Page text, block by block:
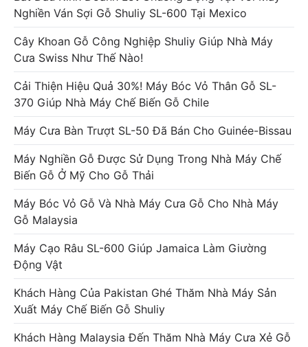
Nghiền Ván Sợi Gỗ Shuliy SL-600 Tại Mexico
Cây Khoan Gỗ Công Nghiệp Shuliy Giúp Nhà Máy
Cưa Swiss Như Thế Nào!
Cải Thiện Hiệu Quả 30%! Máy Bóc Vỏ Thân Gỗ SL-
370 Giúp Nhà Máy Chế Biến Gỗ Chile
Máy Cưa Bàn Trượt SL-50 Đã Bán Cho Guinée-Bissau
Máy Nghiền Gỗ Được Sử Dụng Trong Nhà Máy Chế
Biến Gỗ Ở Mỹ Cho Gỗ Thải
Máy Bóc Vỏ Gỗ Và Nhà Máy Cưa Gỗ Cho Nhà Máy
Gỗ Malaysia
Máy Cạo Râu SL-600 Giúp Jamaica Làm Giường
Động Vật
Khách Hàng Của Pakistan Ghé Thăm Nhà Máy Sản
Xuất Máy Chế Biến Gỗ Shuliy
Khách Hàng Malaysia Đến Thăm Nhà Máy Cưa Xẻ Gỗ